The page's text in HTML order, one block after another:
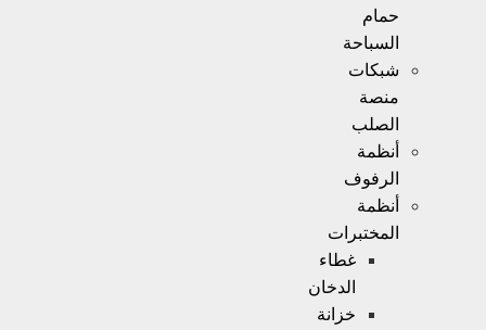
حمام
السباحة
شبكات
منصة
الصلب
أنظمة
الرفوف
أنظمة
المختبرات
غطاء
الدخان
خزانة